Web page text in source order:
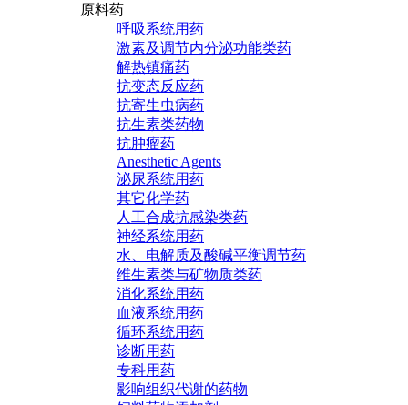
原料药
呼吸系统用药
激素及调节内分泌功能类药
解热镇痛药
抗变态反应药
抗寄生虫病药
抗生素类药物
抗肿瘤药
Anesthetic Agents
泌尿系统用药
其它化学药
人工合成抗感染类药
神经系统用药
水、电解质及酸碱平衡调节药
维生素类与矿物质类药
消化系统用药
血液系统用药
循环系统用药
诊断用药
专科用药
影响组织代谢的药物